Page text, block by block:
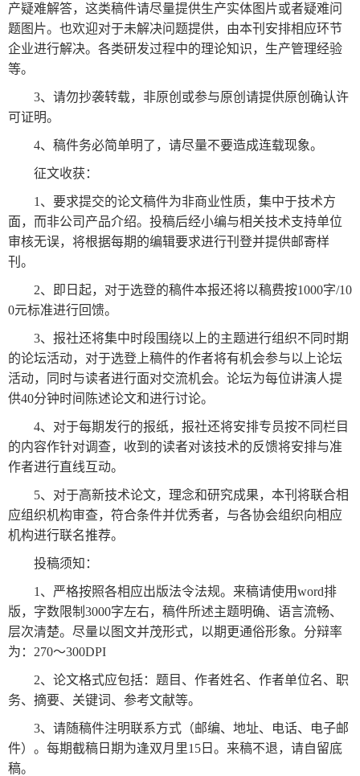
刊
大
全
刊
线
阅
报
刊
识
刊
技
媒
新
关
我
们
系
我
们
款
方
式
务
承
诺
发
工
具
阅
CMS
产疑难解答，这类稿件请尽量提供生产实体图片或者疑难问
题图片。也欢迎对于未解决问题提供，由本刊安排相应环节
企业进行解决。各类研发过程中的理论知识，生产管理经验
等。
3、请勿抄袭转载，非原创或参与原创请提供原创确认许
可证明。
4、稿件务必简单明了，请尽量不要造成连载现象。
征文收获：
1、要求提交的论文稿件为非商业性质，集中于技术方
面，而非公司产品介绍。投稿后经小编与相关技术支持单位
审核无误，将根据每期的编辑要求进行刊登并提供邮寄样
刊。
2、即日起，对于选登的稿件本报还将以稿费按1000字/10
0元标准进行回馈。
3、报社还将集中时段围绕以上的主题进行组织不同时期
的论坛活动，对于选登上稿件的作者将有机会参与以上论坛
活动，同时与读者进行面对交流机会。论坛为每位讲演人提
供40分钟时间陈述论文和进行讨论。
4、对于每期发行的报纸，报社还将安排专员按不同栏目
的内容作针对调查，收到的读者对该技术的反馈将安排与准
作者进行直线互动。
5、对于高新技术论文，理念和研究成果，本刊将联合相
应组织机构审查，符合条件并优秀者，与各协会组织向相应
机构进行联名推荐。
投稿须知：
1、严格按照各相应出版法令法规。来稿请使用word排
版，字数限制3000字左右，稿件所述主题明确、语言流畅、
层次清楚。尽量以图文并茂形式，以期更通俗形象。分辩率
为：270～300DPI
2、论文格式应包括：题目、作者姓名、作者单位名、职
务、摘要、关键词、参考文献等。
3、请随稿件注明联系方式（邮编、地址、电话、电子邮
件）。每期截稿日期为逢双月里15日。来稿不退，请自留底
稿。